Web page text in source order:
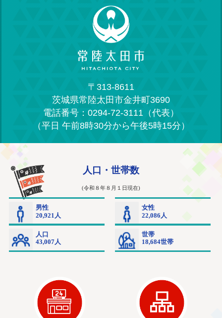
〒313-8611
茨城県常陸太田市金井町3690
電話番号：0294-72-3111（代表）
（平日 午前8時30分から午後5時15分）